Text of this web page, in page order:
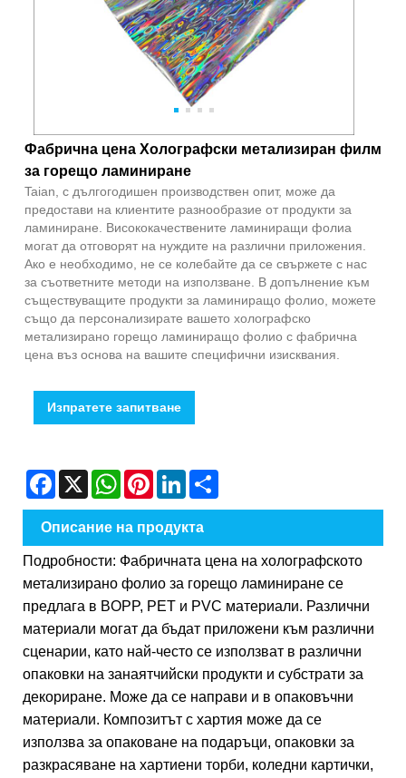
Фабрична цена Холографски метализиран филм
за горещо ламиниране
Taian, с дългогодишен производствен опит, може да
предостави на клиентите разнообразие от продукти за
ламиниране. Висококачествените ламиниращи фолиа
могат да отговорят на нуждите на различни приложения.
Ако е необходимо, не се колебайте да се свържете с нас
за съответните методи на използване. В допълнение към
съществуващите продукти за ламиниращо фолио, можете
също да персонализирате вашето холографско
метализирано горещо ламиниращо фолио с фабрична
цена въз основа на вашите специфични изисквания.
Изпратете запитване
Facebook
X WhatsAppPinterestLinkedIn
Описание на продукта
Подробности: Фабричната цена на холографското
метализирано фолио за горещо ламиниране се
предлага в BOPP, PET и PVC материали. Различни
материали могат да бъдат приложени към различни
сценарии, като най-често се използват в различни
опаковки на занаятчийски продукти и субстрати за
декориране. Може да се направи и в опаковъчни
материали. Композитът с хартия може да се
използва за опаковане на подаръци, опаковки за
разкрасяване на хартиени торби, коледни картички,